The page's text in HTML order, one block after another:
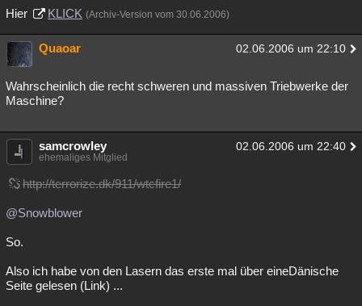
Hier KLICK (Archiv-Version vom 30.06.2006)
Quaoar 02.06.2006 um 22:10
Wahrscheinlich die recht schweren und massiven Triebwerke der
Maschine?
samcrowley 02.06.2006 um 22:40
ehemaliges Mitglied
http://terrorize.dk/911/wtcfire1/
@Snowblower
So.
Also ich habe von den Lasern das erste mal über eineDänische
Seite gelesen (Link) ...